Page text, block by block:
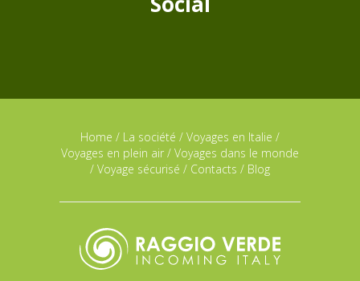
Home / La société / Voyages en Italie /
Voyages en plein air / Voyages dans le monde
/ Voyage sécurisé / Contacts / Blog